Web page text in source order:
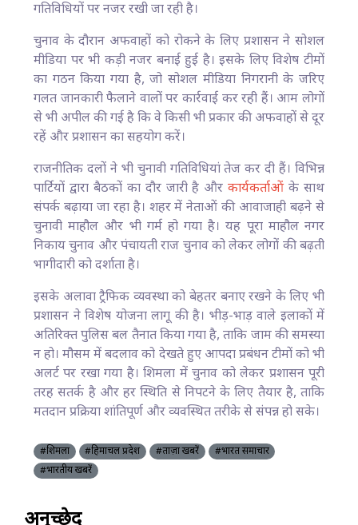
गतिविधियों पर नजर रखी जा रही है।
चुनाव के दौरान अफवाहों को रोकने के लिए प्रशासन ने सोशल
मीडिया पर भी कड़ी नजर बनाई हुई है। इसके लिए विशेष टीमों
का गठन किया गया है, जो सोशल मीडिया निगरानी के जरिए
गलत जानकारी फैलाने वालों पर कार्रवाई कर रही हैं। आम लोगों
से भी अपील की गई है कि वे किसी भी प्रकार की अफवाहों से दूर
रहें और प्रशासन का सहयोग करें।
राजनीतिक दलों ने भी चुनावी गतिविधियां तेज कर दी हैं। विभिन्न
पार्टियों द्वारा बैठकों का दौर जारी है औरकार्यकर्ताओंके साथ
संपर्क बढ़ाया जा रहा है। शहर में नेताओं की आवाजाही बढ़ने से
चुनावी माहौल और भी गर्म हो गया है। यह पूरा माहौल नगर
निकाय चुनाव और पंचायती राज चुनाव को लेकर लोगों की बढ़ती
भागीदारी को दर्शाता है।
इसके अलावा ट्रैफिक व्यवस्था को बेहतर बनाए रखने के लिए भी
प्रशासन ने विशेष योजना लागू की है। भीड़-भाड़ वाले इलाकों में
अतिरिक्त पुलिस बल तैनात किया गया है, ताकि जाम की समस्या
न हो। मौसम में बदलाव को देखते हुए आपदा प्रबंधन टीमों को भी
अलर्ट पर रखा गया है। शिमला में चुनाव को लेकर प्रशासन पूरी
तरह सतर्क है और हर स्थिति से निपटने के लिए तैयार है, ताकि
मतदान प्रक्रिया शांतिपूर्ण और व्यवस्थित तरीके से संपन्न हो सके।
#शिमला #हिमाचल प्रदेश #ताज़ा खबरें
#भारत समाचार
#भारतीय खबरें